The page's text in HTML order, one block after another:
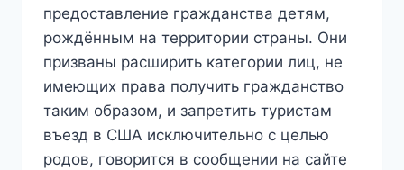
предоставление гражданства детям,
рождённым на территории страны. Они
призваны расширить категории лиц, не
имеющих права получить гражданство
таким образом, и запретить туристам
въезд в США исключительно с целью
родов, говорится в сообщении на сайте